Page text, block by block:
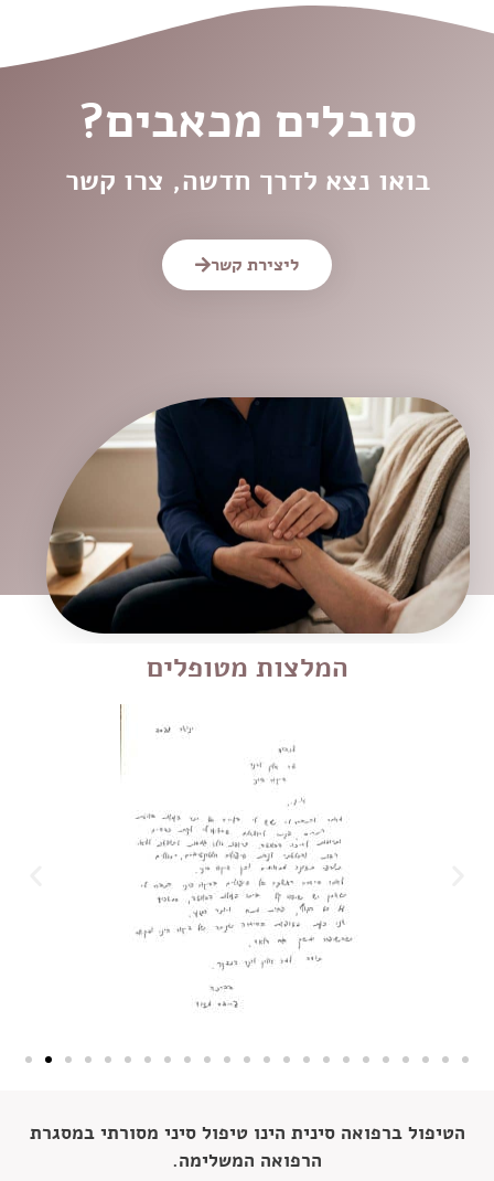
סובלים מכאבים?
בואו נצא לדרך חדשה, צרו קשר
ליצירת קשר
המלצות מטופלים
הטיפול ברפואה סינית הינו טיפול סיני מסורתי במסגרת
הרפואה המשלימה.